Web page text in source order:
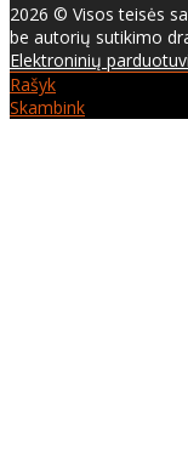
2026 © Visos teisės
be autorių sutikimo
Elektroninių
Rašyk
Skambink